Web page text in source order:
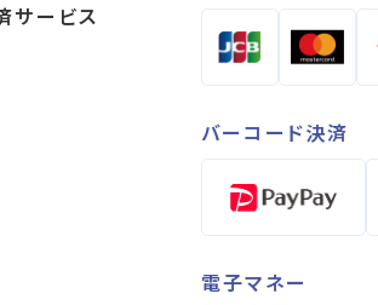
サービス
バーコード決済
電子マネー